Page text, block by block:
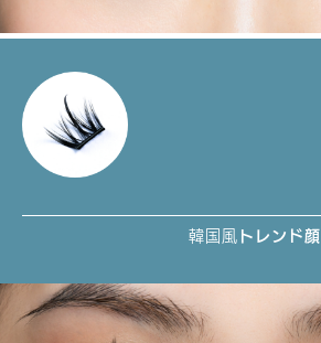
韓国風 トレンド顔